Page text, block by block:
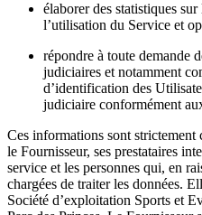
élaborer des statistiques
l’utilisation du Service et
répondre à toute demande
judiciaires et notamment
d’identification des
judiciaire conformément
Ces informations sont
le Fournisseur, ses prestataires
service et les personnes qui, en
chargées de traiter les données.
Société d’exploitation Sports et